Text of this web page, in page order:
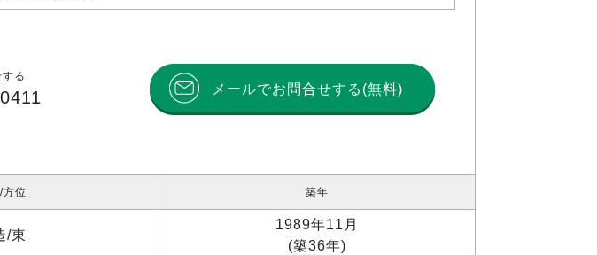
る
メールでお問合せする(無料)
方位
東
築年
1989年11月
(築36年)